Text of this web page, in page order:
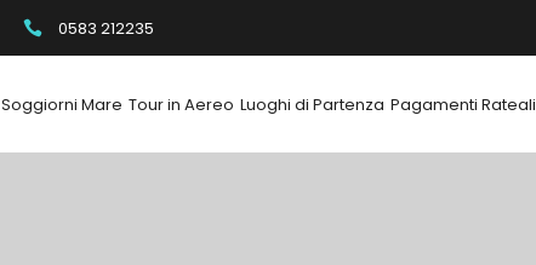
0583 212235
Soggiorni Mare Tour in Aereo Luoghi di Partenza Pagamenti Rateali